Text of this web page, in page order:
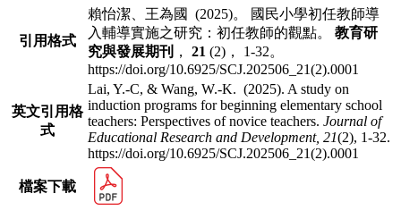
引用格式
賴怡潔、王為國 (2025)。 國民小學初任教師導
入輔導實施之研究：初任教師的觀點。 教育研
究與發展期刊
， 21 (2)， 1-32。
https://doi.org/10.6925/SCJ.202506_21(2).0001
英文引用格
式
Lai, Y.-C, & Wang, W.-K. (2025). A study on
induction programs for beginning elementary school
teachers: Perspectives of novice teachers. Journal of
Educational Research and Development, 21(2), 1-32.
https://doi.org/10.6925/SCJ.202506_21(2).0001
檔案下載